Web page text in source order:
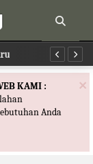
Terbaru
×
KAMI :
Anda